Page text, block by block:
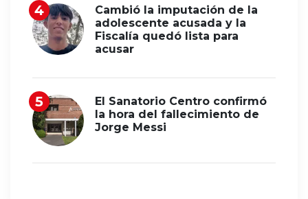
Cambió la imputación de la
adolescente acusada y la
Fiscalía quedó lista para
acusar
El Sanatorio Centro confirmó
la hora del fallecimiento de
Jorge Messi